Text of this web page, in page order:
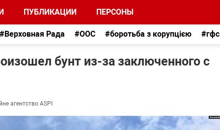
ПУБЛИКАЦИИ ПЕРСОНЫ
#Верховная Рада #ООС #боротьба з корупцією #гфс
бунт из-за заключенного с
агентство ASPI